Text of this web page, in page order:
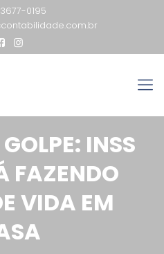
0195
INSS
FAZENDO
VIDA EM